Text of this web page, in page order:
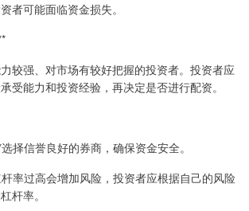
者可能面临资金损失。
较强、对市场有较好把握的投资者。投资者应
受能力和投资经验，再决定是否进行配资。
择信誉良好的券商，确保资金安全。
率过高会增加风险，投资者应根据自己的风险
杆率。